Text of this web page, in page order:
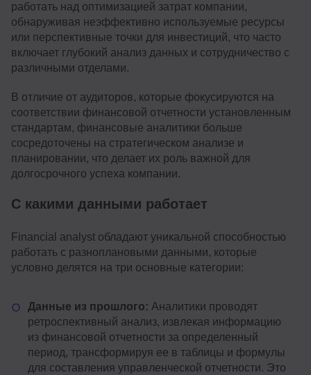
работать над оптимизацией затрат компании,
обнаруживая неэффективно используемые ресурсы
или перспективные точки для инвестиций, что часто
включает глубокий анализ данных и сотрудничество с
различными отделами.
В отличие от аудиторов, которые фокусируются на
соответствии финансовой отчетности установленным
стандартам, финансовые аналитики больше
сосредоточены на стратегическом анализе и
планировании, что делает их роль важной для
долгосрочного успеха компании.
С какими данными работает
Financial analyst обладают уникальной способностью
работать с разноплановыми данными, которые
условно делятся на три основные категории:
Данные из прошлого: Аналитики проводят
ретроспективный анализ, извлекая информацию
из финансовой отчетности за определенный
период, трансформируя ее в таблицы и формулы
для составления управленческой отчетности. Это